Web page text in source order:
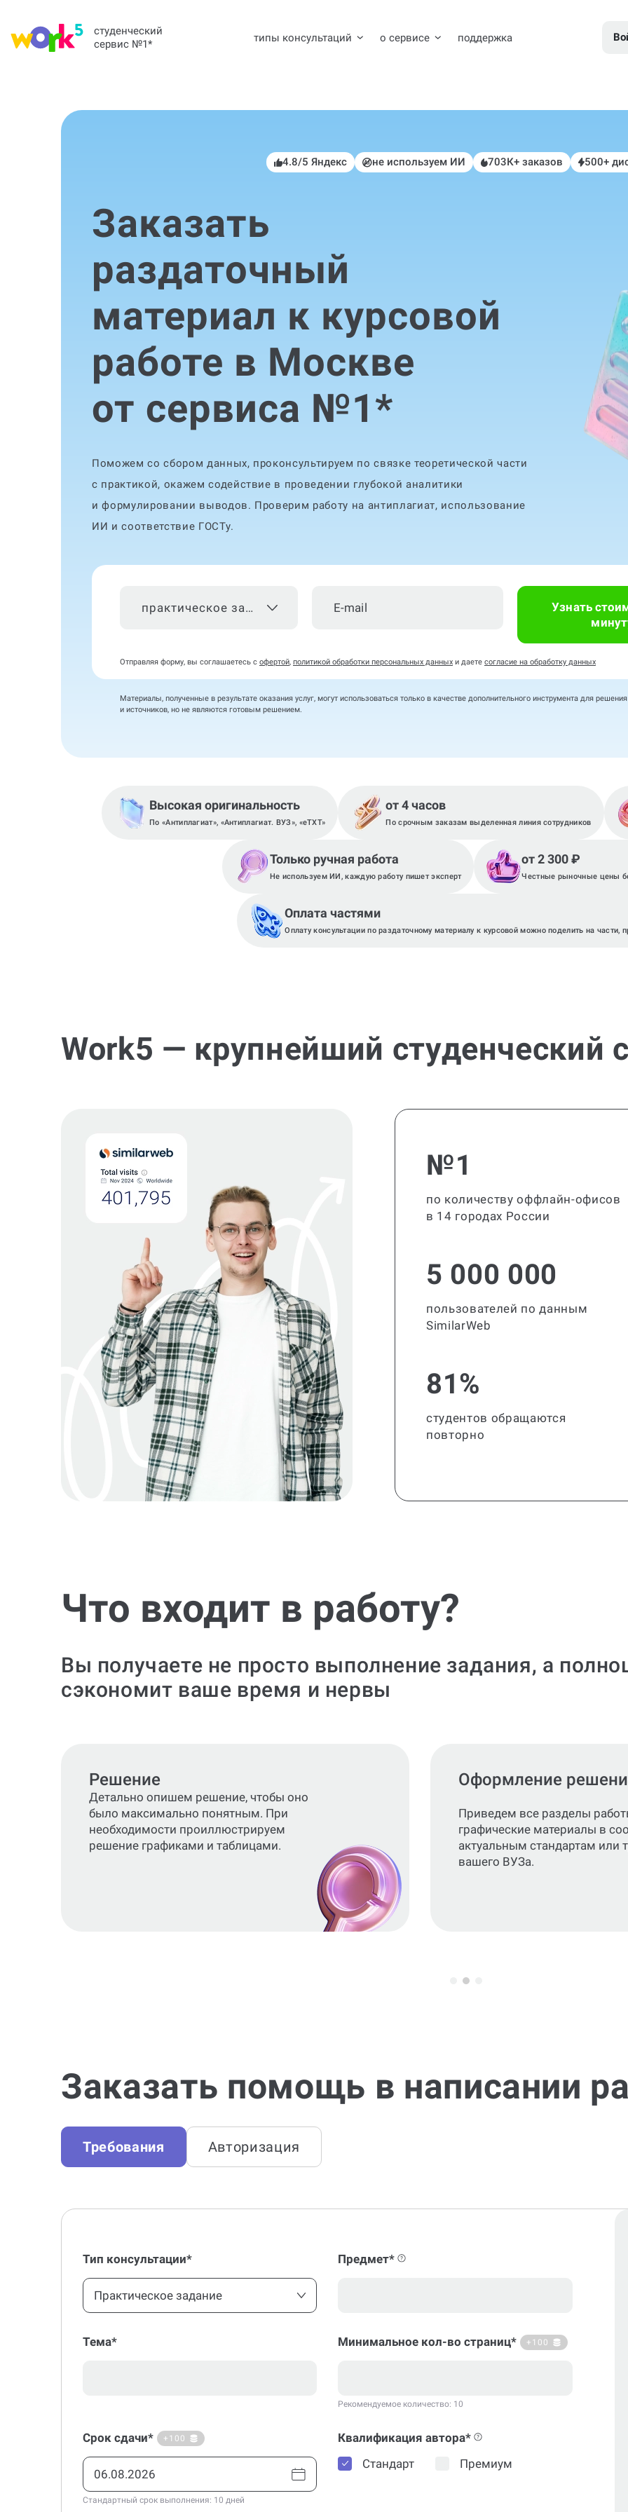
студенческий
сервис №1* типы консультаций о сервисе поддержка
4.8/5 Яндекс не используем ИИ 703К+ заказов 500+
Заказать
раздаточный
материал к курсовой
работе в Москве
от сервиса №1*
Поможем со сбором данных, проконсультируем по связке теоретической части
с практикой, окажем содействие в проведении глубокой аналитики
и формулировании выводов. Проверим работу на антиплагиат, использование
ИИ и соответствие ГОСТу.
практическое задание
Узнать
Отправляя форму, вы соглашаетесь с офертой, политикой обработки персональных данных и даете согласие на обработку данных
Материалы, полученные в результате оказания услуг, могут использоваться только в качестве дополнительного инструмента для
и источников, но не являются готовым решением.
Высокая оригинальность
По «Антиплагиат», «Антиплагиат. ВУЗ», «eTXT»
от 4 часов
По срочным заказам выделенная линия сотрудников
Только ручная работа
Не используем ИИ, каждую работу пишет эксперт
от 2 300 ₽
Честные рыночные цены
Оплата частями
Оплату консультации по раздаточному материалу к курсовой можно поделить на части,
Work5 — крупнейший студенческий
№1
по количеству оффлайн-офисов
в 14 городах России
5 000 000
пользователей по данным
SimilarWeb
81%
студентов обращаются
повторно
Что входит в работу?
Вы получаете не просто выполнение задания, а
сэкономит ваше время и нервы
Решение
Детально опишем решение, чтобы оно
было максимально понятным. При
необходимости проиллюстрируем
решение графиками и таблицами.
Оформление
Приведем все разделы
графические материалы в
актуальным стандартам или
вашего ВУЗа.
Заказать помощь в написании
Требования Авторизация
Тип консультации*
Практическое задание
Предмет*
Тема* Минимальное кол-во страниц* +100
Рекомендуемое количество: 10
Срок сдачи* +100
Стандартный срок выполнения: 10 дней
Квалификация автора*
Стандарт
Премиум